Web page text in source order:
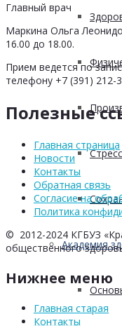
Академия
Главный врач
Маркина Ольга
16.00 до 18.00.
Прием ведется по
телефону +7 (391) 212-
Полезные
Главная страница
Новости
Контакты
Обратная связь
Согласие на
Политика
© 2012-2024 КГБУЗ
общественного
Нижнее меню
Главная старая
Контакты